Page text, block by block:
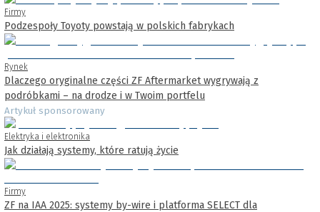
Firmy
Podzespoły Toyoty powstają w polskich fabrykach
Rynek
Dlaczego oryginalne części ZF Aftermarket wygrywają z
podróbkami – na drodze i w Twoim portfelu
Artykuł sponsorowany
Elektryka i elektronika
Jak działają systemy, które ratują życie
Firmy
ZF na IAA 2025: systemy by-wire i platforma SELECT dla